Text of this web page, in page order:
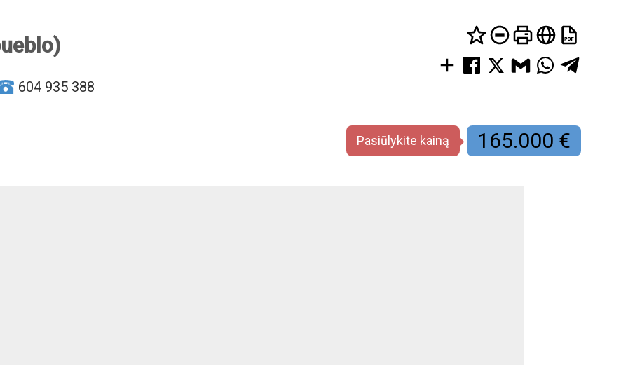
604 935 388
Pasiūlykite kainą 165.000 €